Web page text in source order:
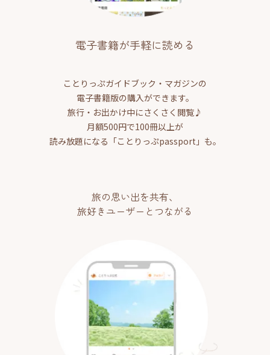
電子書籍が手軽に読める
ことりっぷガイドブック・マガジンの
電子書籍版の購入ができます。
旅行・お出かけ中にさくさく閲覧♪
月額500円で100冊以上が
読み放題になる「ことりっぷpassport」も。
旅の思い出を共有、
旅好きユーザーとつながる